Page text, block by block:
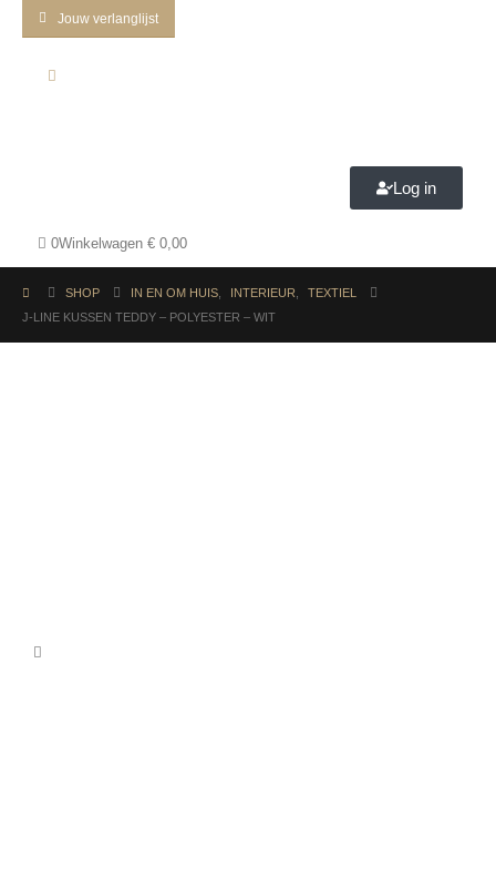
Jouw verlanglijst
Log in
0Winkelwagen €0,00
SHOP IN EN OM HUIS INTERIEUR
TEXTIEL
J-LINE KUSSEN TEDDY – POLYESTER – WIT